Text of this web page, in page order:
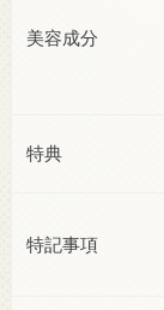
美容成分
特典
特記事項